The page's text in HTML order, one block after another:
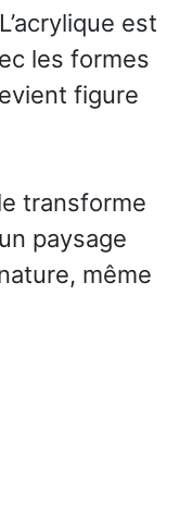
est
les formes
figure
transforme
paysage
même